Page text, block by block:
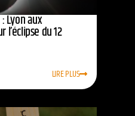
Lyon aux
du 12
LIRE PLUS